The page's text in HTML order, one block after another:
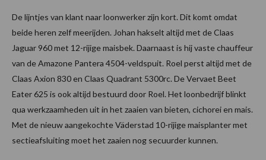
De lijntjes van klant naar loonwerker zijn kort. Dit komt omdat
beide heren zelf meerijden. Johan hakselt altijd met de Claas
Jaguar 960 met 12-rijige maisbek. Daarnaast is hij vaste chauffeur
van de Amazone Pantera 4504-veldspuit. Roel perst altijd met de
Claas Axion 830 en Claas Quadrant 5300rc. De Vervaet Beet
Eater 625 is ook altijd bestuurd door Roel. Het loonbedrijf blinkt
qua werkzaamheden uit in het zaaien van bieten, cichorei en mais.
Met de nieuw aangekochte Väderstad 10-rijige maisplanter met
sectieafsluiting moet het zaaien nog secuurder kunnen.